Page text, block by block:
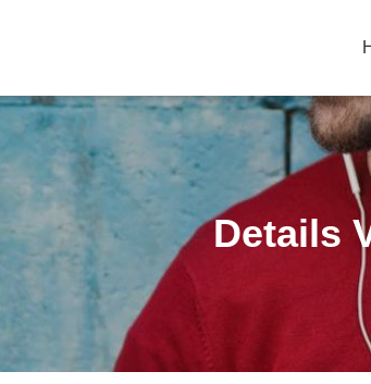
Details